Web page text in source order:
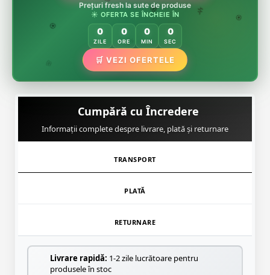
🌸
🌸
🌿
🌸
🏵️
Prețuri fresh la sute de produse
☀️ OFERTA SE ÎNCHEIE ÎN
0
ZILE
0
ORE
0
MIN
0
SEC
🛒 VEZI OFERTELE
Cumpără cu Încredere
Informații complete despre livrare, plată și returnare
TRANSPORT
PLATĂ
RETURNARE
Livrare rapidă: 1-2 zile lucrătoare pentru
produsele în stoc